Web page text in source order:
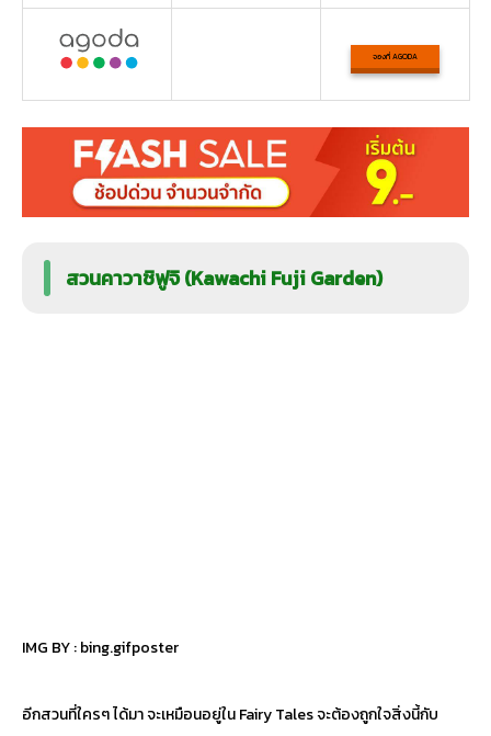
จองที่ AGODA
สวนคาวาชิฟูจิ (Kawachi Fuji Garden)
IMG BY :bing.gifposter
อีกสวนที่ใครๆ ได้มา จะเหมือนอยู่ใน Fairy Tales จะต้องถูกใจสิ่งนี้กับ